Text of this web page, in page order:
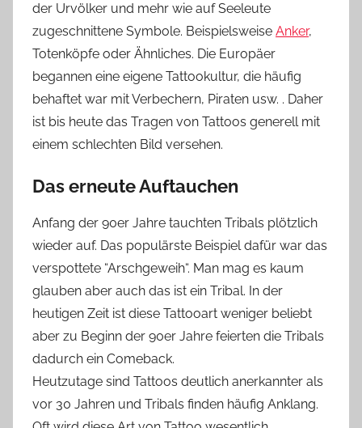
der Urvölker und mehr wie auf Seeleute
zugeschnittene Symbole. Beispielsweise Anker,
Totenköpfe oder Ähnliches. Die Europäer
begannen eine eigene Tattookultur, die häufig
behaftet war mit Verbechern, Piraten usw. . Daher
ist bis heute das Tragen von Tattoos generell mit
einem schlechten Bild versehen.
Das erneute Auftauchen
Anfang der 90er Jahre tauchten Tribals plötzlich
wieder auf. Das populärste Beispiel dafür war das
verspottete “Arschgeweih“. Man mag es kaum
glauben aber auch das ist ein Tribal. In der
heutigen Zeit ist diese Tattooart weniger beliebt
aber zu Beginn der 90er Jahre feierten die Tribals
dadurch ein Comeback.
Heutzutage sind Tattoos deutlich anerkannter als
vor 30 Jahren und Tribals finden häufig Anklang.